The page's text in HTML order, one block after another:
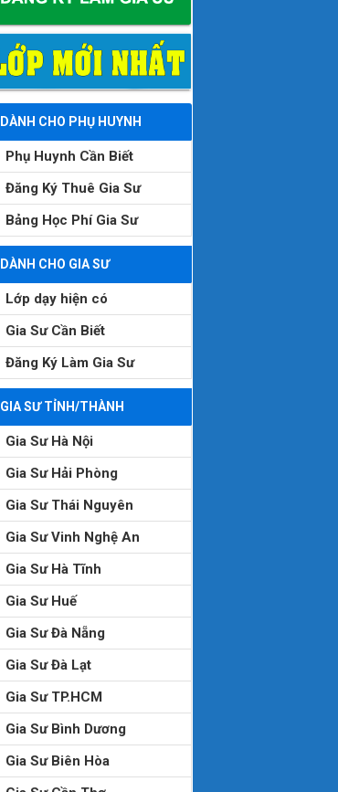
DÀNH CHO PHỤ HUYNH
Phụ Huynh Cần Biết
Đăng Ký Thuê Gia Sư
Bảng Học Phí Gia Sư
DÀNH CHO GIA SƯ
Lớp dạy hiện có
Gia Sư Cần Biết
Đăng Ký Làm Gia Sư
GIA SƯ TỈNH/THÀNH
Gia Sư Hà Nội
Gia Sư Hải Phòng
Gia Sư Thái Nguyên
Gia Sư Vinh Nghệ An
Gia Sư Hà Tĩnh
Gia Sư Huế
Gia Sư Đà Nẵng
Gia Sư Đà Lạt
Gia Sư TP.HCM
Gia Sư Bình Dương
Gia Sư Biên Hòa